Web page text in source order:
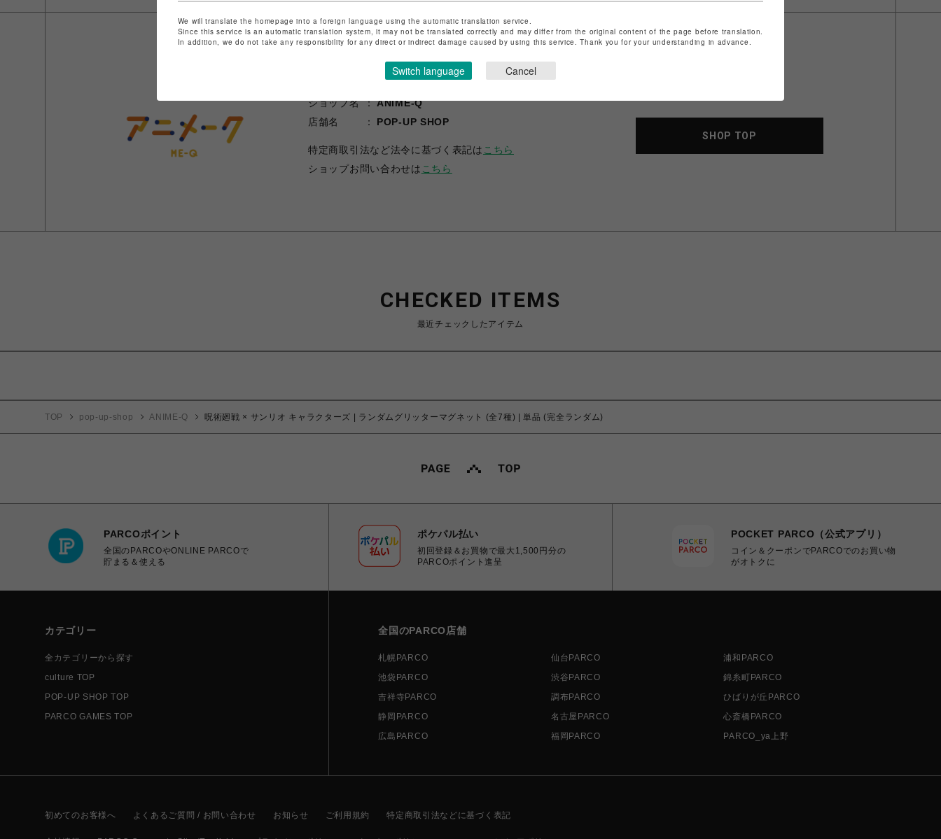
ショップ名
ANIME-Q
店舗名
POP-UP SHOP
特定商取引法など法令に基づく表記は こちら
ショップお問い合わせは こちら
SHOP TOP
CHECKED ITEMS
最近チェックしたアイテム
TOP pop-up-shop ANIME-Q 呪術廻戦 × サンリオ キャラクターズ | ランダムグリッターマグネット (全7種) | 単品 (完全ランダム)
PARCOポイント
全国のPARCOやONLINE PARCOで
貯まる＆使える
ポケパル払い
初回登録＆お買物で最大1,500円分の
PARCOポイント進呈
POCKET PARCO（公式アプリ）
コイン＆クーポンでPARCOでのお買い物
がオトクに
カテゴリー
全カテゴリーから探す
culture TOP
POP-UP SHOP TOP
PARCO GAMES TOP
全国のPARCO店舗
札幌PARCO 仙台PARCO
浦和PARCO
池袋PARCO
渋谷PARCO
錦糸町PARCO
吉祥寺PARCO
調布PARCO
ひばりが丘PARCO
静岡PARCO
名古屋PARCO
心斎橋PARCO
広島PARCO
福岡PARCO PARCO_ya上野
初めてのお客様へ よくあるご質問 / お問い合わせ お知らせ ご利用規約 特定商取引法などに基づく表記
We will translate the homepage into a foreign language using the automatic translation service.
Since this service is an automatic translation system, it may not be translated correctly and may differ from the original content of the page before translation.
In addition, we do not take any responsibility for any direct or indirect damage caused by using this service. Thank you for your understanding in advance.
Switch language Cancel